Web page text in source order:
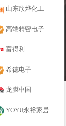
山东欣烨化工
高端精密电子
富得利
希德电子
龙膜中国
YOYU永裕家居